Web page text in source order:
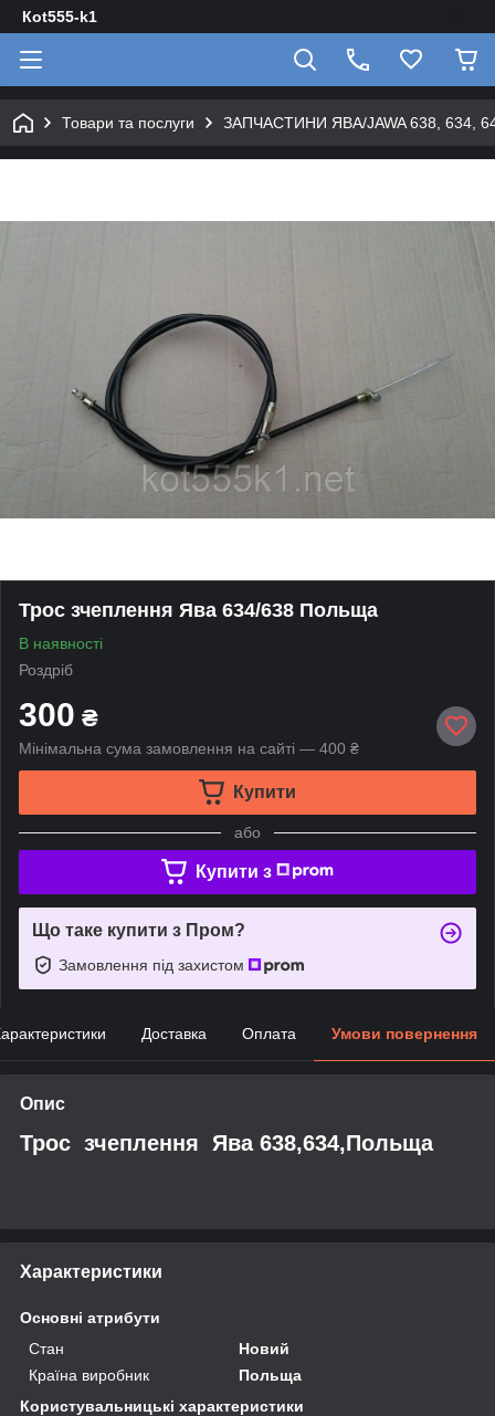
Кot555-k1
Товари та послуги ЗАПЧАСТИНИ ЯВА/JAWA 638, 634,
Трос зчеплення Ява 634/638 Польща
В наявності
Роздріб
300 ₴
Мінімальна сума замовлення на сайті — 400 ₴
Купити
або
Купити з
Що таке купити з Пром?
Замовлення під захистом
Доставка Оплата Умови повернення
Опис
Трос зчеплення Ява 638,634,Польща
Характеристики
Основні атрибути
Стан
Новий
Країна виробник
Польща
Користувальницькі характеристики